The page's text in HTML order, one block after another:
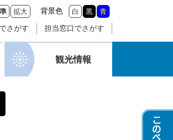
拡大 背景色 白 黒 青
さがす 担当窓口でさがす
観光情報